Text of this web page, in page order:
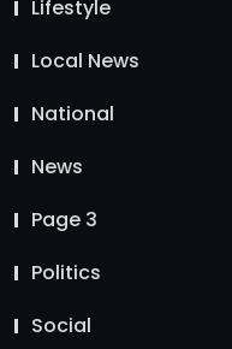
Lifestyle
Local News
National
News
Page 3
Politics
Social